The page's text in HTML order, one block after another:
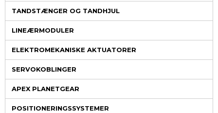
TANDSTÆNGER OG TANDHJUL
LINEÆRMODULER
ELEKTROMEKANISKE AKTUATORER
SERVOKOBLINGER
APEX PLANETGEAR
POSITIONERINGSSYSTEMER